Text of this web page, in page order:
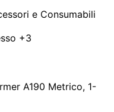
e Consumabili
+3
A190 Metrico, 1-